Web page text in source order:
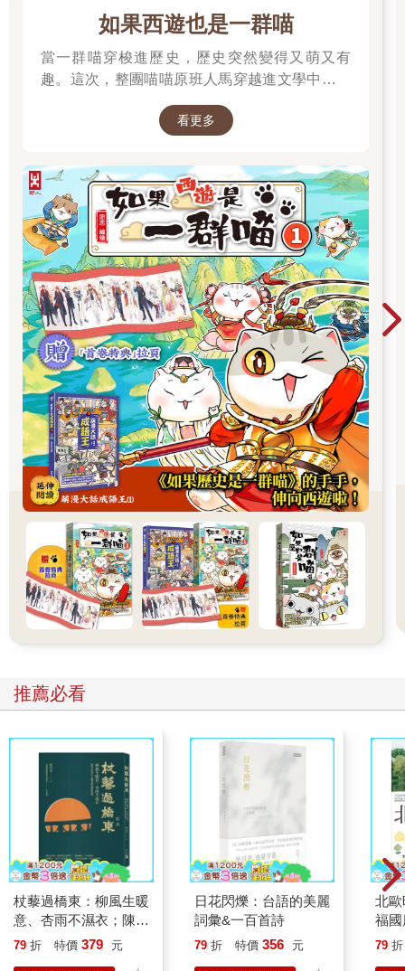
「說他做了各種殺人的夢。」
「還說咬了自己殺的人，嘴裡充滿鐵鏽味。」
「新宿斷肢殺人案的凶手，不是也吃掉了被害人的一部分嗎？」
「不僅如此，模仿犯也做了相同的事吧？」
我也知道她接下來想說什麼，但我不願讓曾經是伙伴的阿幸再一
正想回「阿幸才不會這麼做」時，月下部先生已經冷靜地說：
「怎麼可能，妳想太多了吧。」
輕鬆的語氣打破了群組裡的緊張氣氛。
「這次的連續殺人案本來就是非常獵奇、又容易撼動人心的事件
「再說了，新聞和八卦節目這幾天一直反覆拿十幾年前的命案來
做比較。
「在那種疲勞轟炸之下，才會讓我們三個人把發生的連續殺人案
跟模仿犯畫上等號。
「聽到這裡，妳明白我想說什麼吧？」
日向姐立刻回覆。
「……你是說，他之所以做那種夢，是因為每天被新聞影響
嗎？」
大概是身為年長者的自尊心，不允許自己被月下部先生摸頭吧。
光看文字就能想像她使性子的語氣，真不可思議。
月下部先生顯然沒把鬧脾氣的日向姐放在心上，立刻回了一句：
「我就是這個意思！」後面還附上一張有著OK的小熊貼圖。
「再說了，宮部姐也知道阿幸的腦子裡都是肌肉吧。
「要是真的犯下連續殺人那麼大的案子，不可能還逍遙法外吧？
「警察可沒有這麼蠢喔。」
月下部先生說得沒錯。在群組裡聊了這麼久，我們都很清楚阿幸
的性格。單純又老實，成績雖然不太好，但花在拳擊上的熱情是
別人的好幾倍。更重要的是，重情重義的他絕不可能做出這種事
情來。
「阿幸不可能變成殺人凶手。」
如果西遊也是一群喵
當一群喵穿梭進歷史，歷史突然變得又萌又有
趣。這次，整團喵喵原班人馬穿越進文學中，開
看更多
推薦必看
杖藜過橋東：柳風生暖
意、杏雨不濕衣；陳亮
恭談以心轉境的適齡漫
79 折 特價 379 元
日花閃爍：台語的美麗
詞彙&一百首詩
79 折 特價 356 元
北
福
79 折